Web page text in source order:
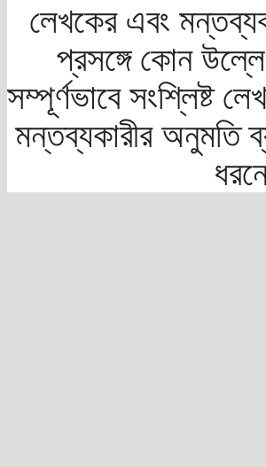
লেখকের এবং
প্রসঙ্গে কোন
সম্পূর্ণভাবে সংশ্লিষ্ট
মন্তব্যকারীর অনুমতি